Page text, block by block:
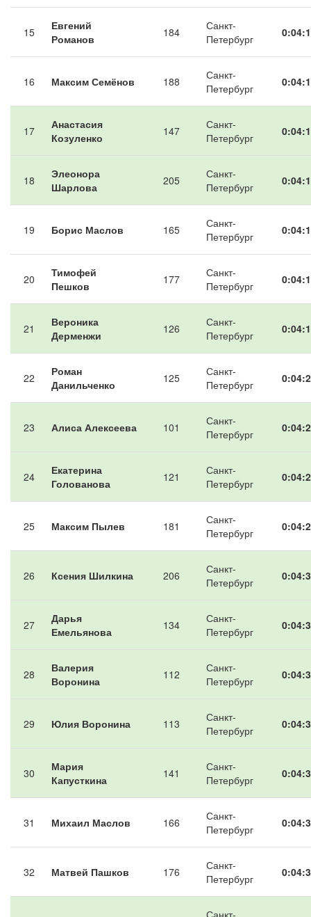
15
Евгений
Романов
184
Санкт-
Петербург
16 Максим Семёнов 188
Санкт-
Петербург
17
Анастасия
Козуленко
147
Санкт-
Петербург
18
Элеонора
Шарлова
205
Санкт-
Петербург
19 Борис Маслов 165
Санкт-
Петербург
20
Тимофей
Пешков
177
Санкт-
Петербург
21
Вероника
Дерменжи
126
Санкт-
Петербург
22
Роман
Данильченко
125
Санкт-
Петербург
23 Алиса Алексеева 101
Санкт-
Петербург
24
Екатерина
Голованова
121
Санкт-
Петербург
25 Максим Пылев 181
Санкт-
Петербург
26 Ксения Шилкина 206
Санкт-
Петербург
27
Дарья
Емельянова
134
Санкт-
Петербург
28
Валерия
Воронина
112
Санкт-
Петербург
29 Юлия Воронина 113
Санкт-
Петербург
30
Мария
Капусткина
141
Санкт-
Петербург
31 Михаил Маслов 166
Санкт-
Петербург
32 Матвей Пашков 176
Санкт-
Петербург
Санкт-